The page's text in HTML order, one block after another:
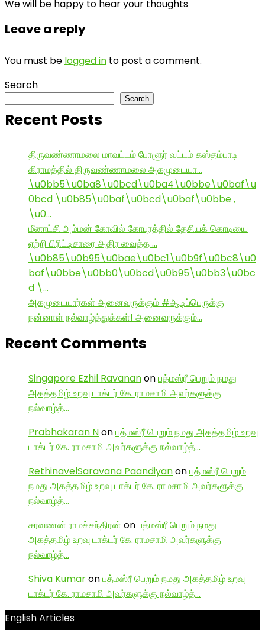
We will be happy to hear your thoughts
Leave a reply
You must be logged in to post a comment.
Search
Search
Recent Posts
திருவண்ணாமலை மாவட்டம் போளூர் வட்டம் கஸ்தம்பாடி
கிராமத்தில் திருவண்ணாமலை அகமுடையா…
\u0bb5\u0ba8\u0bcd\u0ba4\u0bbe\u0baf\u
0bcd \u0b85\u0baf\u0bcd\u0baf\u0bbe ,
\u0…
மீனாட்சி அம்மன் கோவில் கோபுரத்தில் தேசியக் கொடியை
ஏற்றி பிரிட்டிசாரை அதிர வைத்த …
\u0b85\u0b95\u0bae\u0bc1\u0b9f\u0bc8\u0
baf\u0bbe\u0bb0\u0bcd\u0b95\u0bb3\u0bc
d \…
அகமுடையார்கள் அனைவருக்கும் #ஆடிப்பெருக்கு
நன்னாள் நல்வாழ்த்துக்கள்! அனைவருக்கும்…
Recent Comments
Singapore Ezhil Ravananonபத்மஸ்ரீ பெறும் நமது
அகத்தமிழ் உறவு டாக்டர் கே. ராமசாமி அவர்களுக்கு
நல்வாழ்த்…
Prabhakaran Nonபத்மஸ்ரீ பெறும் நமது அகத்தமிழ் உறவு
டாக்டர் கே. ராமசாமி அவர்களுக்கு நல்வாழ்த்…
RethinavelSaravana Paandiyanonபத்மஸ்ரீ பெறும்
நமது அகத்தமிழ் உறவு டாக்டர் கே. ராமசாமி அவர்களுக்கு
நல்வாழ்த்…
சரவணன் ராமச்சந்திரன் onபத்மஸ்ரீ பெறும் நமது
அகத்தமிழ் உறவு டாக்டர் கே. ராமசாமி அவர்களுக்கு
நல்வாழ்த்…
Shiva Kumaronபத்மஸ்ரீ பெறும் நமது அகத்தமிழ் உறவு
டாக்டர் கே. ராமசாமி அவர்களுக்கு நல்வாழ்த்…
English Articles